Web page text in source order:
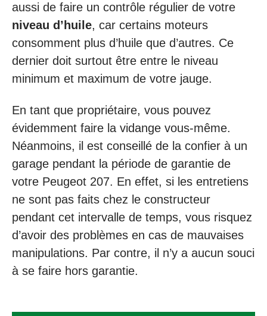
aussi de faire un contrôle régulier de votre
niveau d’huile, car certains moteurs
consomment plus d’huile que d’autres. Ce
dernier doit surtout être entre le niveau
minimum et maximum de votre jauge.
En tant que propriétaire, vous pouvez
évidemment faire la vidange vous-même.
Néanmoins, il est conseillé de la confier à un
garage pendant la période de garantie de
votre Peugeot 207. En effet, si les entretiens
ne sont pas faits chez le constructeur
pendant cet intervalle de temps, vous risquez
d’avoir des problèmes en cas de mauvaises
manipulations. Par contre, il n’y a aucun souci
à se faire hors garantie.